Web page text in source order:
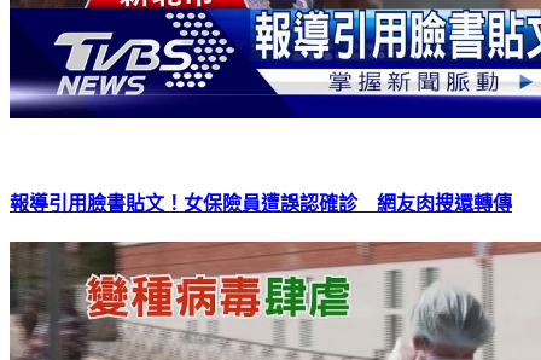
報導引用臉書貼文！女保險員遭誤認確診 網友肉搜還轉傳